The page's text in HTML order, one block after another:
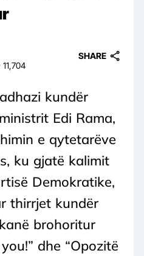
11,704
SHARE
kundër
Edi Rama,
e qytetarëve
ku gjatë kalimit
Demokratike,
thirrjet kundër
brohoritur
dhe “Opozitë